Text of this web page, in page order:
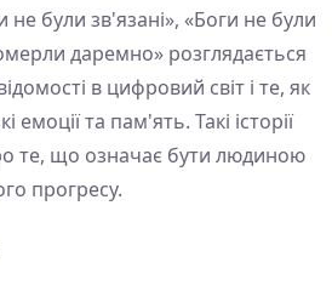
не були зв'язані», «Боги не були
даремно» розглядається
в цифровий світ і те, як
та пам'ять. Такі історії
те, що означає бути людиною
прогресу.